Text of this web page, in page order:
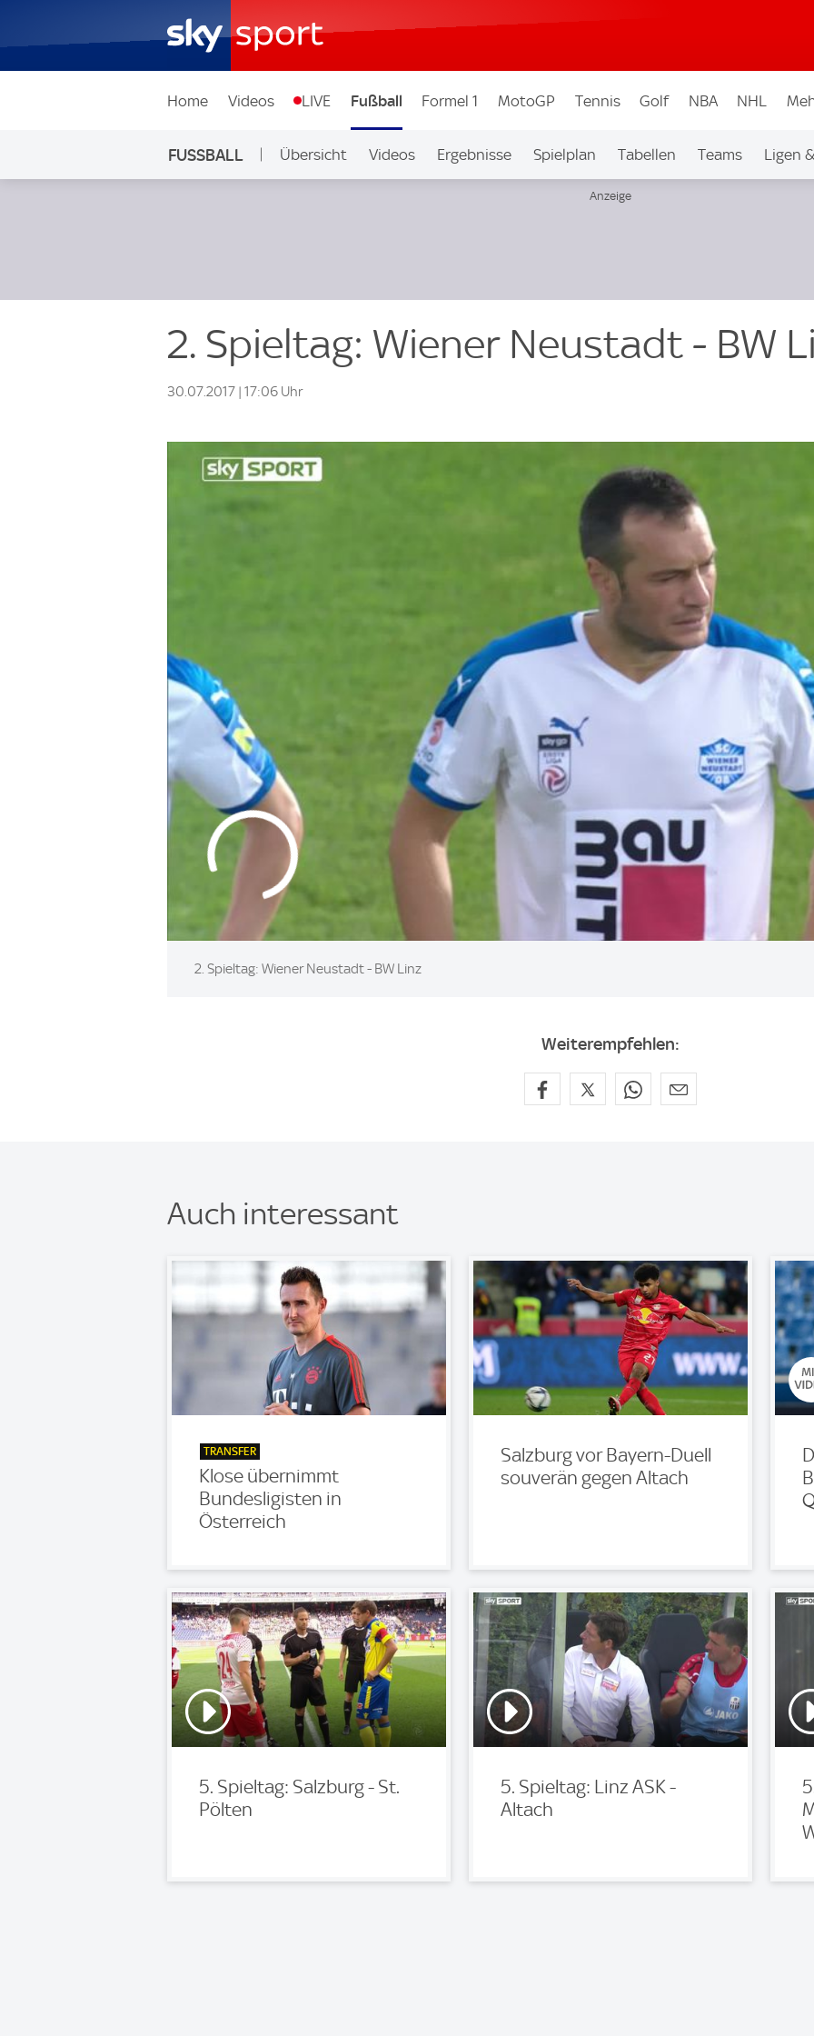
Home Videos LIVE Fußball Formel 1 MotoGP Tennis Golf NBA NHL
FUSSBALL Übersicht Videos Ergebnisse Spielplan Tabellen Teams Ligen
2. Spieltag: Wiener Neustadt - BW
30.07.2017 | 17:06 Uhr
2. Spieltag: Wiener Neustadt - BW Linz
Weiterempfehlen:
Auch interessant
TRANSFER
Klose übernimmt
Bundesligisten in
Österreich
Salzburg vor Bayern-Duell
souverän gegen Altach
5. Spieltag: Salzburg - St.
Pölten
5. Spieltag: Linz ASK -
Altach